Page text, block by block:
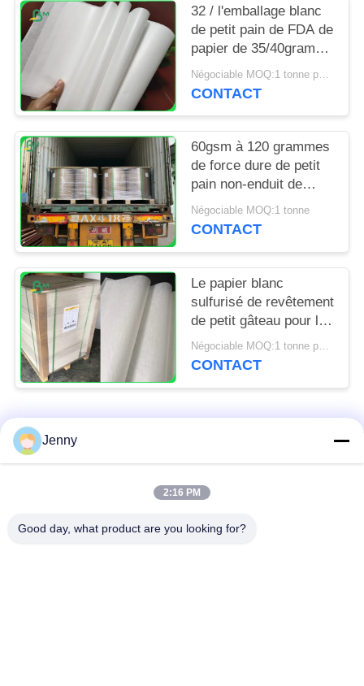
PRIVACY
POLICY
32 / l'emballage blanc
de petit pain de FDA de
papier de 35/40grams
MG emballage pour
emballer ébrèche
Négociable MOQ:1 tonne pour la taille spéciale
CONTACT
60gsm à 120 grammes
de force dure de petit
pain non-enduit de
papier d'emballage
blanchi pour le sac
Négociable MOQ:1 tonne
CONTACT
Le papier blanc
sulfurisé de revêtement
de petit gâteau pour la
cuisine de boulangerie
usine 31 - 38gsm
Négociable MOQ:1 tonne pour la taille commune et 10 tonnes pour la taille spéciale
CONTACT
Catégories populaires
petit pain brun de
Jenny
2:16 PM
Good day, what product are you looking for?